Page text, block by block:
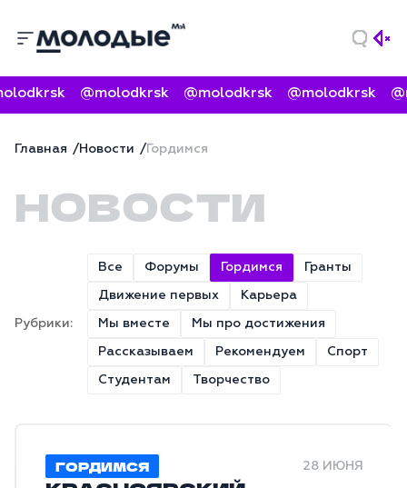
@molodkrsk @molodkrsk @molodkrsk
Главная Новости Гордимся
НОВОСТИ
Рубрики:
Все Форумы Гордимся Гранты
Движение первых Карьера
Мы вместе Мы про достижения
Рассказываем Рекомендуем Спорт
Студентам Творчество
ГОРДИМСЯ 28 ИЮНЯ